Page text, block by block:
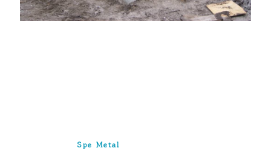
Spe Metal